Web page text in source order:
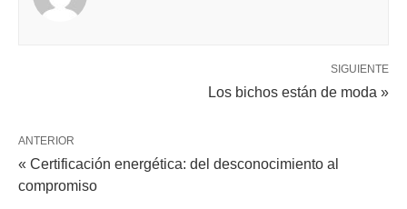
SIGUIENTE
Los bichos están de moda »
ANTERIOR
« Certificación energética: del desconocimiento al
compromiso